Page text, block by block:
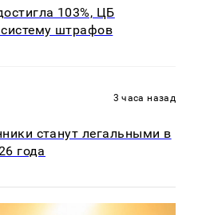
103%, ЦБ
штрафов
3 часа назад
станут легальными в
года